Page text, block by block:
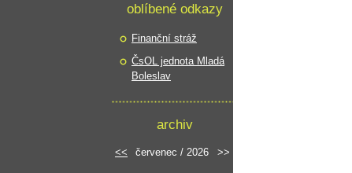
oblíbené odkazy
Finanční stráž
ČsOL jednota Mladá
Boleslav
archiv
<< červenec / 2026 >>